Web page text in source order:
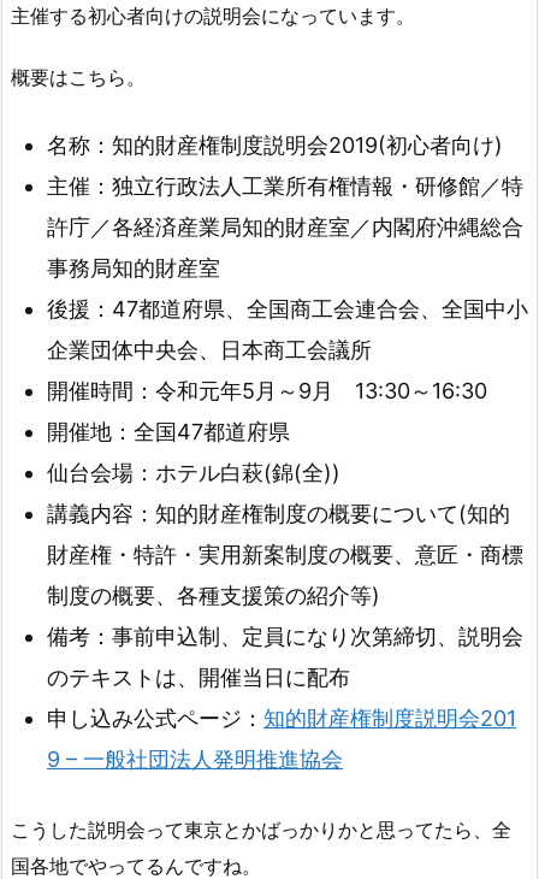
主催する初心者向けの説明会になっています。
概要はこちら。
名称：知的財産権制度説明会2019(初心者向け)
主催：独立行政法人工業所有権情報・研修館／特
許庁／各経済産業局知的財産室／内閣府沖縄総合
事務局知的財産室
後援：47都道府県、全国商工会連合会、全国中小
企業団体中央会、日本商工会議所
開催時間：令和元年5月～9月 13:30～16:30
開催地：全国47都道府県
仙台会場：ホテル白萩(錦(全))
講義内容：知的財産権制度の概要について(知的
財産権・特許・実用新案制度の概要、意匠・商標
制度の概要、各種支援策の紹介等)
備考：事前申込制、定員になり次第締切、説明会
のテキストは、開催当日に配布
申し込み公式ページ： 知的財産権制度説明会201
9 – 一般社団法人発明推進協会
こうした説明会って東京とかばっかりかと思ってたら、全
国各地でやってるんですね。